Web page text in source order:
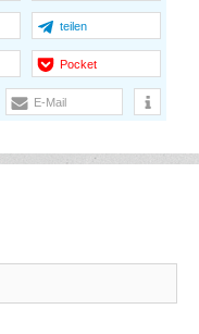
teilen
Pocket
E-Mail